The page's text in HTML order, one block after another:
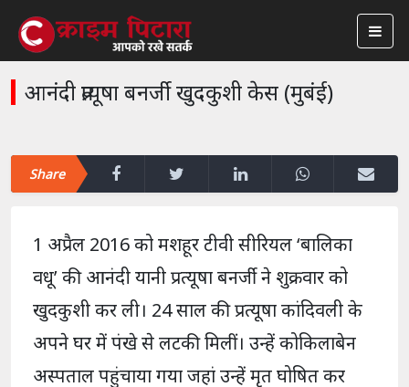
आनंदी प्रत्यूषा बनर्जी खुदकुशी केस (मुबंई)
Share
1 अप्रैल 2016 को मशहूर टीवी सीरियल ‘बालिका
वधू’ की आनंदी यानी प्रत्यूषा बनर्जी ने शुक्रवार को
खुदकुशी कर ली। 24 साल की प्रत्यूषा कांदिवली के
अपने घर में पंखे से लटकी मिलीं। उन्हें कोकिलाबेन
अस्पताल पहुंचाया गया जहां उन्हें मृत घोषित कर